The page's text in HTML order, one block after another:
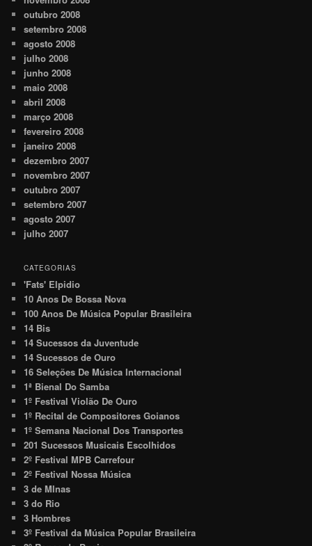
outubro 2008
setembro 2008
agosto 2008
julho 2008
junho 2008
maio 2008
abril 2008
março 2008
fevereiro 2008
janeiro 2008
dezembro 2007
novembro 2007
outubro 2007
setembro 2007
agosto 2007
julho 2007
CATEGORIAS
'Fats' Elpidio
10 Anos De Bossa Nova
100 Anos De Música Popular Brasileira
14 Bis
14 Sucessos da Juventude
14 Sucessos de Ouro
16 Seleções De Música Internacional
1ª Bienal Do Samba
1º Festival Violão De Ouro
1º Recital de Compositores Goianos
1º Semana Nacional Dos Transportes
201 Sucessos Musicais Escolhidos
2º Festival MPB Carrefour
2º Festival Nossa Música
3 de MInas
3 do Rio
3 Hombres
3º Festival da Música Popular Brasileira